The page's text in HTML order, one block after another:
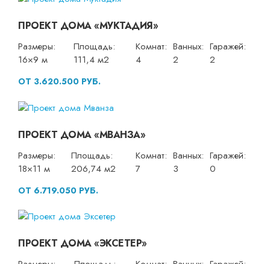
ПРОЕКТ ДОМА «МУКТАДИЯ»
Размеры:
16×9 м
Площадь:
111,4 м2
Комнат:
4
Ванных:
2
Гаражей:
2
ОТ 3.620.500 РУБ.
ПРОЕКТ ДОМА «МВАНЗА»
Размеры:
18×11 м
Площадь:
206,74 м2
Комнат:
7
Ванных:
3
Гаражей:
0
ОТ 6.719.050 РУБ.
ПРОЕКТ ДОМА «ЭКСЕТЕР»